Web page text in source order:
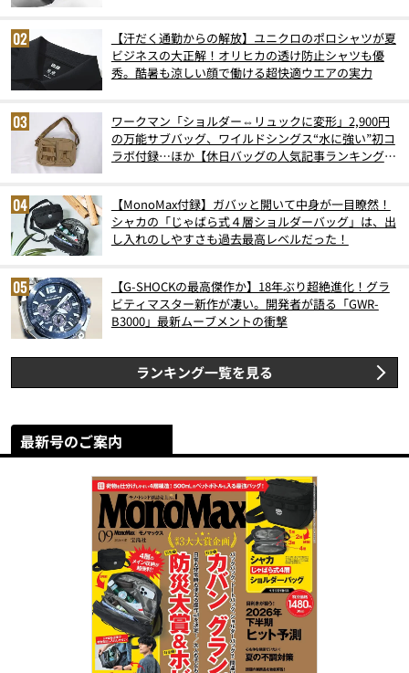
【汗だく通勤からの解放】ユニクロのポロシャツが夏
ビジネスの大正解！オリヒカの透け防止シャツも優
秀。酷暑も涼しい顔で働ける超快適ウエアの実力
ワークマン「ショルダー⇔リュックに変形」2,900円
の万能サブバッグ、ワイルドシングス“水に強い”初コ
ラボ付録…ほか【休日バッグの人気記事ランキングベ
【MonoMax付録】ガバッと開いて中身が一目瞭然！
シャカの「じゃばら式４層ショルダーバッグ」は、出
し入れのしやすさも過去最高レベルだった！
【G-SHOCKの最高傑作か】18年ぶり超絶進化！グラ
ビティマスター新作が凄い。開発者が語る「GWR-
B3000」最新ムーブメントの衝撃
ランキング一覧を見る
最新号のご案内